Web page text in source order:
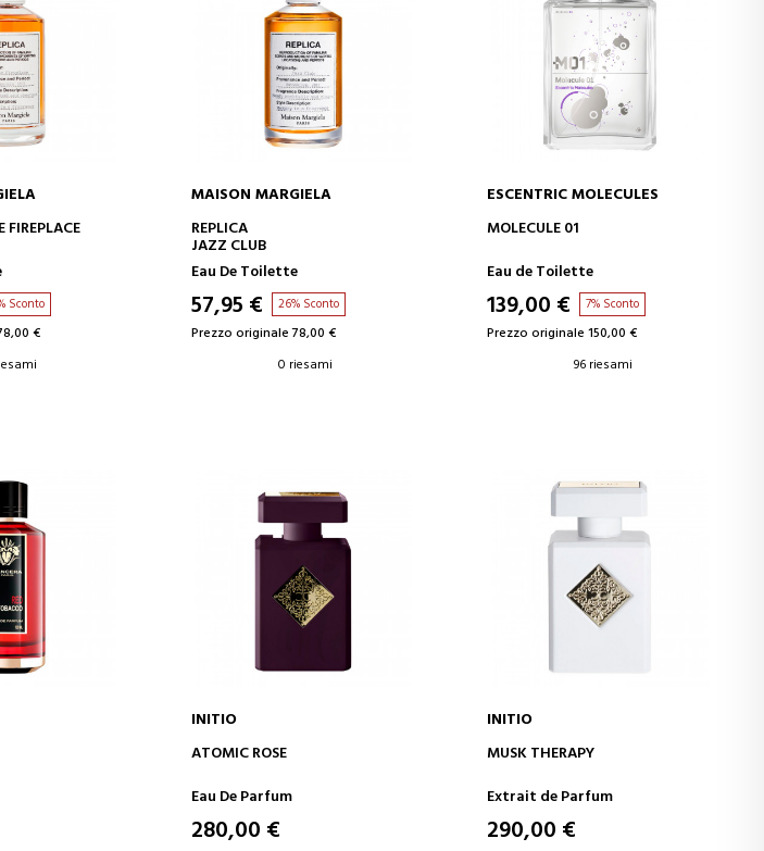
CARRELLO
THE FIREPLACE
Sconto
€
AGGIUNGI AL CARRELLO
MAISON MARGIELA
REPLICA
JAZZ CLUB
Eau De Toilette
57,95 € 26% Sconto
Prezzo originale 78,00 €
0 riesami
AGGIUNGI AL CARRELLO
ESCENTRIC MOLECULES
MOLECULE 01
Eau de Toilette
139,00 € 7% Sconto
Prezzo originale 150,00 €
96 riesami
CARRELLO AGGIUNGI AL CARRELLO
INITIO
ATOMIC ROSE
Eau De Parfum
280,00 €
AGGIUNGI AL CARRELLO
INITIO
MUSK THERAPY
Extrait de Parfum
290,00 €